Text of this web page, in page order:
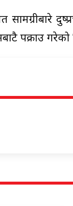
सामग्रीबारे
पक्राउ गरेको